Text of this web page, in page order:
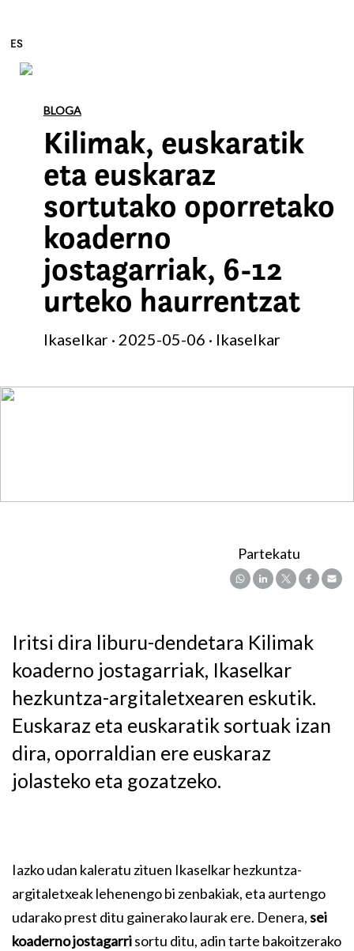
Edukira zuzenean joan
ES
BLOGA
Kilimak, euskaratik
eta euskaraz
sortutako oporretako
koaderno
jostagarriak, 6-12
urteko haurrentzat
Ikaselkar · 2025-05-06 · Ikaselkar
Partekatu
Iritsi dira liburu-dendetara Kilimak
koaderno jostagarriak, Ikaselkar
hezkuntza-argitaletxearen eskutik.
Euskaraz eta euskaratik sortuak izan
dira, oporraldian ere euskaraz
jolasteko eta gozatzeko.
Iazko udan kaleratu zituen Ikaselkar hezkuntza-
argitaletxeak lehenengo bi zenbakiak, eta aurtengo
udarako prest ditu gainerako laurak ere. Denera,sei
koaderno jostagarrisortu ditu, adin tarte bakoitzerako